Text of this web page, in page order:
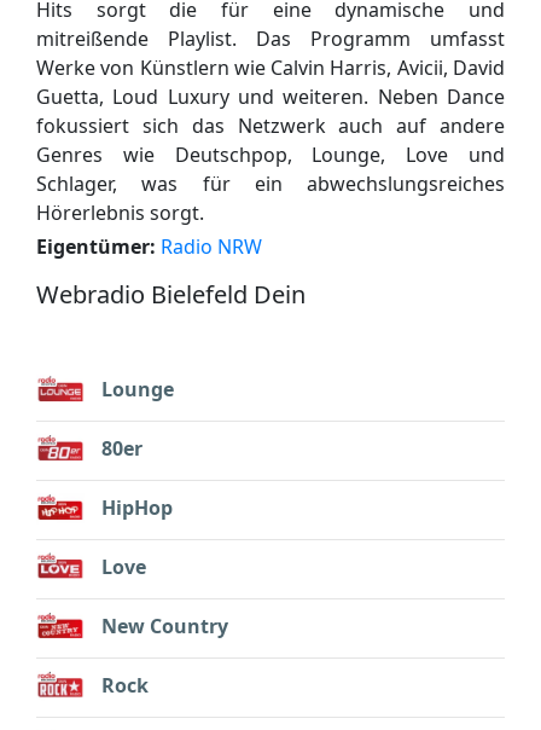
Hits sorgt die für eine dynamische und
mitreißende Playlist. Das Programm umfasst
Werke von Künstlern wie Calvin Harris, Avicii, David
Guetta, Loud Luxury und weiteren. Neben Dance
fokussiert sich das Netzwerk auch auf andere
Genres wie Deutschpop, Lounge, Love und
Schlager, was für ein abwechslungsreiches
Hörerlebnis sorgt.
Eigentümer: Radio NRW
Webradio Bielefeld Dein
Lounge
80er
HipHop
Love
New Country
Rock